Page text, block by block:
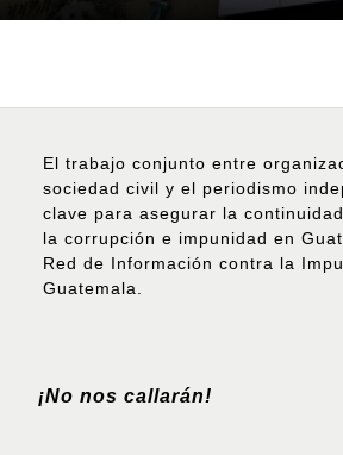
El trabajo conjunto entre
sociedad civil y el periodismo
clave para asegurar la
la corrupción e impunidad en
Red de Información contra la
Guatemala.
¡No nos callarán!